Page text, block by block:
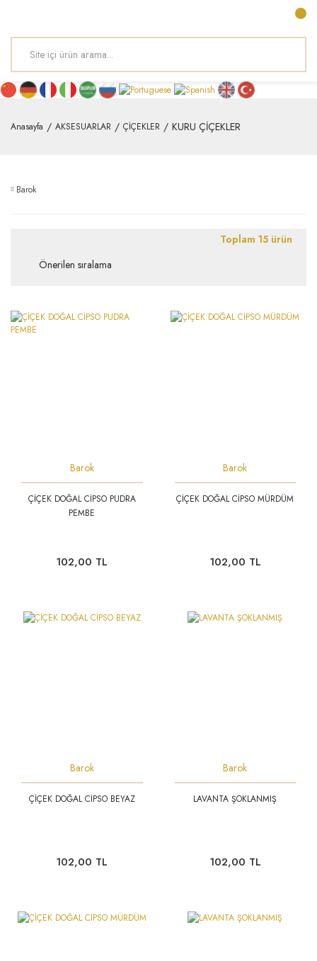
Anasayfa AKSESUARLAR ÇİÇEKLER KURU ÇİÇEKLER
Barok
Toplam 15 ürün
Barok
ÇİÇEK DOĞAL CİPSO PUDRA
PEMBE
102,00 TL
Barok
ÇİÇEK DOĞAL CİPSO MÜRDÜM
102,00 TL
Barok
ÇİÇEK DOĞAL CİPSO BEYAZ
102,00 TL
Barok
LAVANTA ŞOKLANMIŞ
102,00 TL